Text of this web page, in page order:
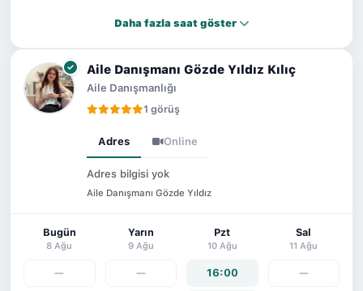
21:00
22:00
15:00
16:00
20:00
21:00
16:00
21:00
Daha fazla saat göster
Aile Danışmanı Gözde Yıldız Kılıç
Aile Danışmanlığı
1 görüş
Adres Online
Adres bilgisi yok
Aile Danışmanı Gözde Yıldız
Bugün
8 Ağu
—
Yarın
9 Ağu
—
Pzt
10 Ağu
16:00
Sal
11 Ağu
—